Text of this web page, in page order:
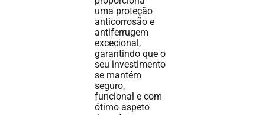
uma proteção
anticorrosão e
antiferrugem
excecional,
garantindo que o
seu investimento
se mantém
seguro,
funcional e com
ótimo aspeto